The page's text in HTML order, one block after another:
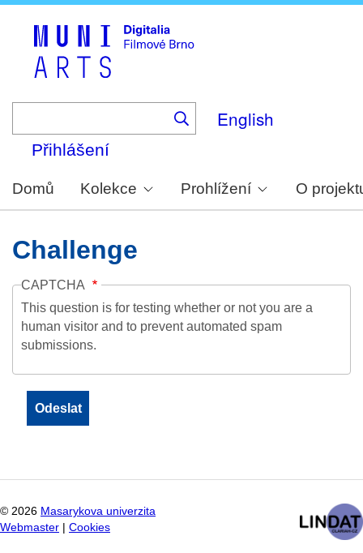
English
Přihlášení
Domů Kolekce Prohlížení O
Challenge
CAPTCHA
This question is for testing whether or not you are a
human visitor and to prevent automated spam
submissions.
© 2026 Masarykova univerzita
Webmaster
Cookies